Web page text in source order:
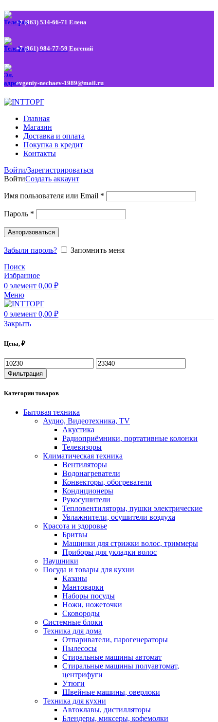
+7 (963) 534-66-71 Елена
+7 (961) 984-77-59 Евгений
evgeniy-nechaev-1989@mail.ru
Главная
Магазин
Доставка и оплата
Покупка в кредит
Контакты
Войти/Зарегистрироваться
ВойтиСоздать аккаунт
Имя пользователя или Email *
Пароль *
Авторизоваться
Забыли пароль?
Запомнить меня
Поиск
Избранное
0 элемент 0,00 ₽
Меню
0 элемент 0,00 ₽
Закрыть
Цена, ₽
Минимальная
цена
Максимальная
цена
Фильтрация
Категории товаров
Бытовая техника
Аудио, Видеотехника, TV
Акустика
Радиоприёмники, портативные колонки
Телевизоры
Климатическая техника
Вентиляторы
Водонагреватели
Конвекторы, обогреватели
Кондиционеры
Рукосушители
Тепловентиляторы, пушки электрические
Увлажнители, осушители воздуха
Красота и здоровье
Бритвы
Машинки для стрижки волос, триммеры
Приборы для укладки волос
Наушники
Посуда и товары для кухни
Казаны
Мантоварки
Наборы посуды
Ножи, ножеточки
Сковороды
Системные блоки
Техника для дома
Отпариватели, парогенераторы
Пылесосы
Стиральные машины автомат
Стиральные машины полуавтомат,
центрифуги
Утюги
Швейные машины, оверлоки
Техника для кухни
Автоклавы, дистилляторы
Блендеры, миксеры, кофемолки